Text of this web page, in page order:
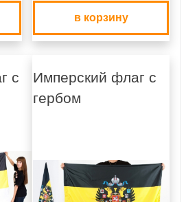
в корзину
с
Имперский флаг с
гербом